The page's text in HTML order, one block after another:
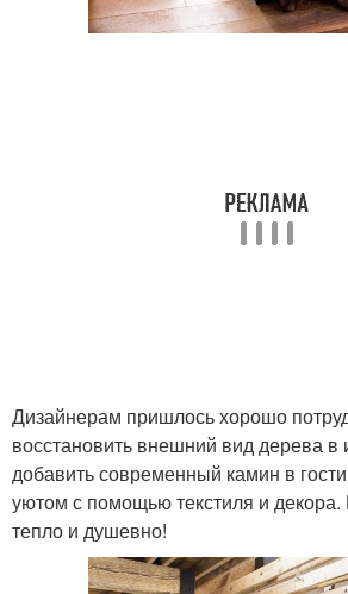
Дизайнерам пришлось хорошо
восстановить внешний вид дерева в
добавить современный камин в
уютом с помощью текстиля и декора.
тепло и душевно!